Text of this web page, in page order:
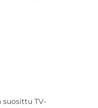
suosittu TV-